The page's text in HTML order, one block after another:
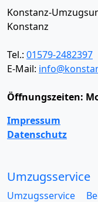
Konstanz-
Konstanz
Tel.: 01579-2482397
E-Mail:
Öffnungszeiten:
Impressum
Datenschutz
Umzugsservice
Umzugsservice